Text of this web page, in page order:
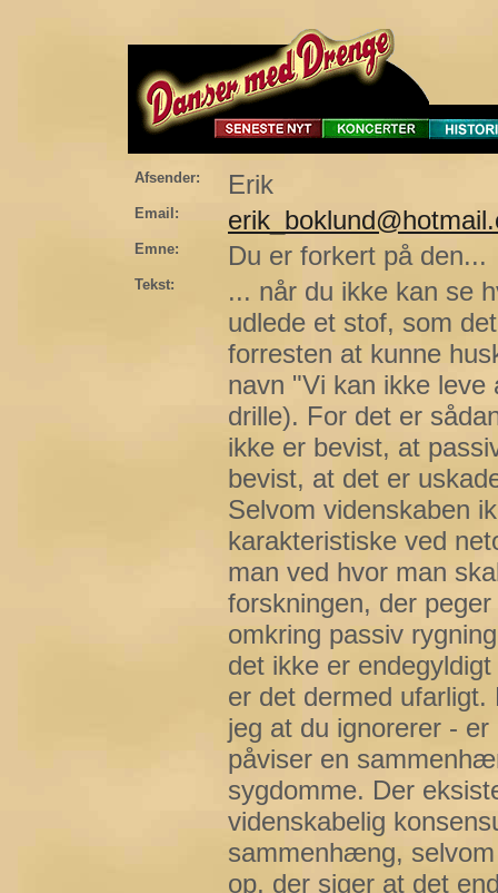
Afsender: Erik
Email:
Emne: Du er forkert på den...
Tekst:
... når du ikke kan se
udlede et stof, som
forresten at kunne
navn "Vi kan ikke
drille). For det er
ikke er bevist, at
bevist, at det er
Selvom videnskaben
karakteristiske ved
man ved hvor man
forskningen, der
omkring passiv
det ikke er
er det dermed
jeg at du ignorerer -
påviser en
sygdomme. Der
videnskabelig
sammenhæng,
op, der siger at det